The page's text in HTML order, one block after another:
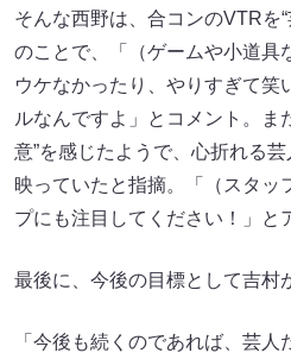
そんな西野は、合コンのVTRを
のことで、「（ゲームや小道具
ウケなかったり、やりすぎて笑
ルなんですよ」とコメント。ま
意”を感じたようで、心折れる
映っていたと指摘。「（スタッ
プにも注目してください！」と
最後に、今後の目標として吉村
「今後も続くのであれば、芸